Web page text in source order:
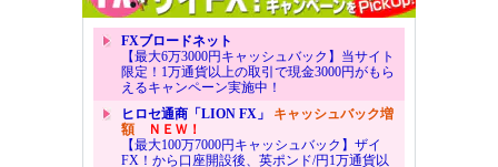
FXブロードネット
【最大6万3000円キャッシュバック】当サイト
限定！1万通貨以上の取引で現金3000円がもら
えるキャンペーン実施中！
ヒロセ通商「LION FX」 キャッシュバック増
額ＮＥＷ！
【最大100万7000円キャッシュバック】ザイ
FX！から口座開設後、英ポンド/円1万通貨以